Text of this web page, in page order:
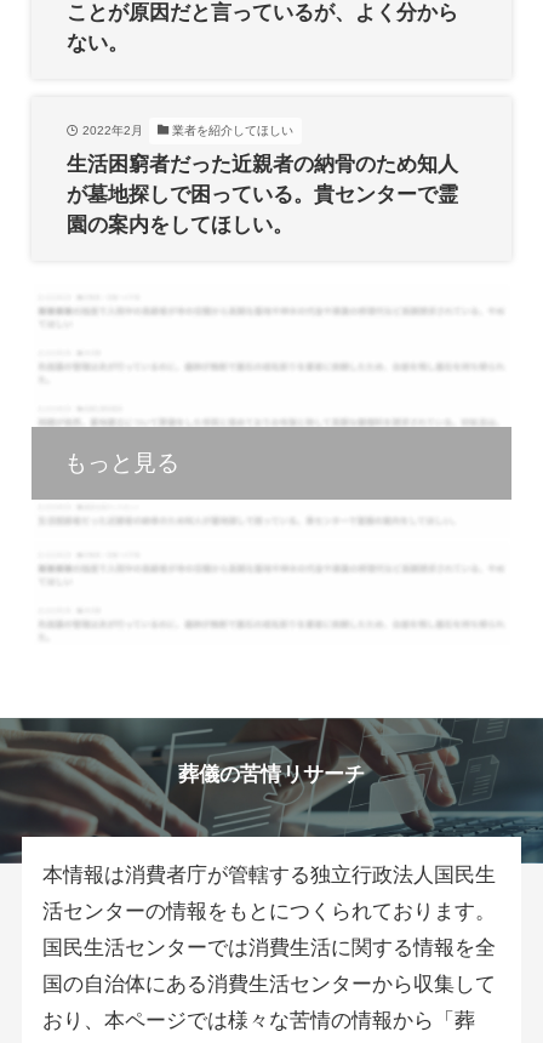
ことが原因だと言っているが、よく分から
ない。
2022年2月 業者を紹介してほしい
生活困窮者だった近親者の納骨のため知人
が墓地探しで困っている。貴センターで霊
園の案内をしてほしい。
もっと見る
葬儀の苦情リサーチ
本情報は消費者庁が管轄する独立行政法人国民生
活センターの情報をもとにつくられております。
国民生活センターでは消費生活に関する情報を全
国の自治体にある消費生活センターから収集して
おり、本ページでは様々な苦情の情報から「葬